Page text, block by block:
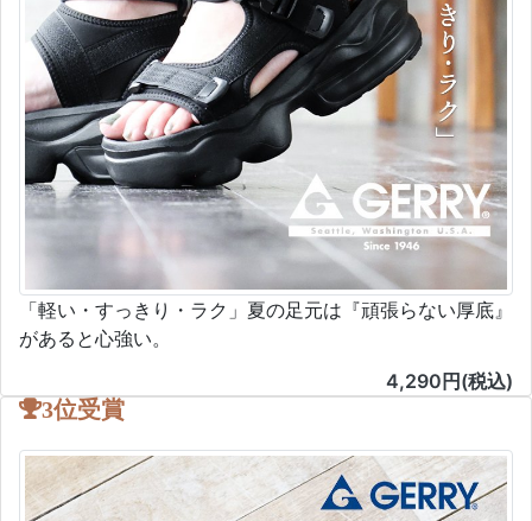
「軽い・すっきり・ラク」夏の足元は『頑張らない厚底』
があると心強い。
4,290円(税込)
3位受賞